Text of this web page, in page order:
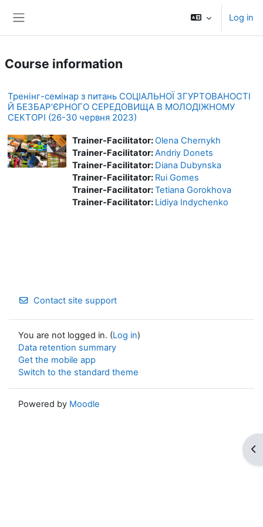
Log in
Course information
Тренінг-семінар з питань СОЦІАЛЬНОЇ ЗГУРТОВАНОСТІ
Й БЕЗБАР’ЄРНОГО СЕРЕДОВИЩА В МОЛОДІЖНОМУ
СЕКТОРІ (26-30 червня 2023)
Trainer-Facilitator:Olena Chernykh
Trainer-Facilitator:Andriy Donets
Trainer-Facilitator: Diana Dubynska
Trainer-Facilitator: Rui Gomes
Trainer-Facilitator:Tetiana Gorokhova
Trainer-Facilitator: Lidiya Indychenko
Contact site support
You are not logged in. (Log in)
Data retention summary
Get the mobile app
Switch to the standard theme
Powered by Moodle